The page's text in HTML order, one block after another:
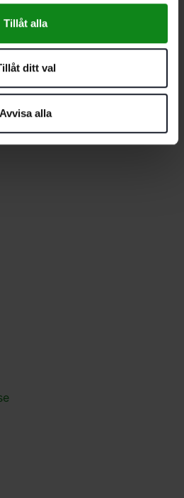
Tillåt alla
ditt val
Avvisa alla
samt en e-handel för hela
service av
erfarenhet.